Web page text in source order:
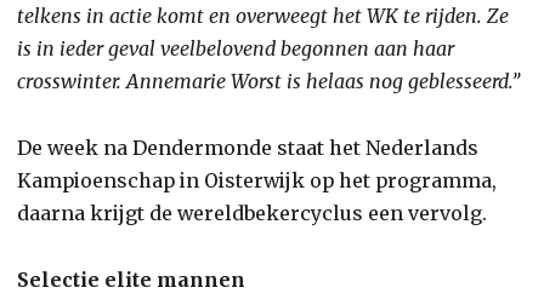
telkens in actie komt en overweegt het WK te rijden. Ze
is in ieder geval veelbelovend begonnen aan haar
crosswinter. Annemarie Worst is helaas nog geblesseerd.’’
De week na Dendermonde staat het Nederlands
Kampioenschap in Oisterwijk op het programma,
daarna krijgt de wereldbekercyclus een vervolg.
Selectie elite mannen